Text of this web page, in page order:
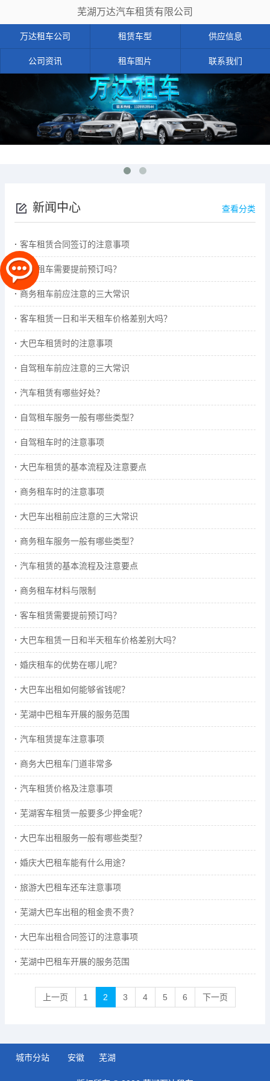
芜湖万达汽车租赁有限公司
万达租车公司 租赁车型 供应信息
公司资讯 租车图片 联系我们
新闻中心 查看分类
客车租赁合同签订的注意事项
商务租车需要提前预订吗？
商务租车前应注意的三大常识
客车租赁一日和半天租车价格差别大吗？
大巴车租赁时的注意事项
自驾租车前应注意的三大常识
汽车租赁有哪些好处？
自驾租车服务一般有哪些类型？
自驾租车时的注意事项
大巴车租赁的基本流程及注意要点
商务租车时的注意事项
大巴车出租前应注意的三大常识
商务租车服务一般有哪些类型？
汽车租赁的基本流程及注意要点
商务租车材料与限制
客车租赁需要提前预订吗？
大巴车租赁一日和半天租车价格差别大吗？
婚庆租车的优势在哪儿呢？
大巴车出租如何能够省钱呢？
芜湖中巴租车开展的服务范围
汽车租赁提车注意事项
商务大巴租车门道非常多
汽车租赁价格及注意事项
芜湖客车租赁一般要多少押金呢？
大巴车出租服务一般有哪些类型？
婚庆大巴租车能有什么用途？
旅游大巴租车还车注意事项
芜湖大巴车出租的租金贵不贵？
大巴车出租合同签订的注意事项
芜湖中巴租车开展的服务范围
上一页 1 2 3 4 5 6 下一页
城市分站 安徽 芜湖